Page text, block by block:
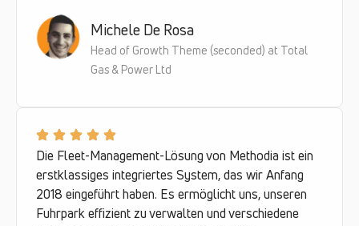
Michele De Rosa
Head of Growth Theme (seconded) at Total
Gas & Power Ltd
Die Fleet-Management-Lösung von Methodia ist ein
erstklassiges integriertes System, das wir Anfang
2018 eingeführt haben. Es ermöglicht uns, unseren
Fuhrpark effizient zu verwalten und verschiedene